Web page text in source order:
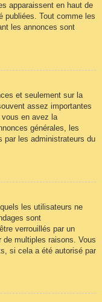
apparaissent en haut de
publiées. Tout comme les
les annonces sont
et seulement sur la
assez importantes
en avez la
générales, les
par les administrateurs du
les utilisateurs ne
sont
verrouillés par un
de multiples raisons. Vous
si cela a été autorisé par